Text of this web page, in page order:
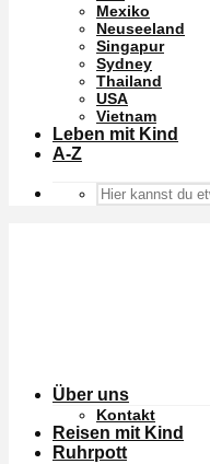
Mexiko
Neuseeland
Singapur
Sydney
Thailand
USA
Vietnam
Leben mit Kind
A-Z
Über uns
Kontakt
Reisen mit Kind
Ruhrpott